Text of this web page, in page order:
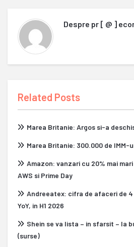
Despre pr [ @ ]
Related Posts
Marea Britanie: Argos si-a
Marea Britanie: 300.000 de IMM-
Amazon: vanzari cu 20% mai
AWS si Prime Day
Andreeatex: cifra de afaceri de 4
YoY, in H1 2026
Shein se va lista – in sfarsit – la
(surse)